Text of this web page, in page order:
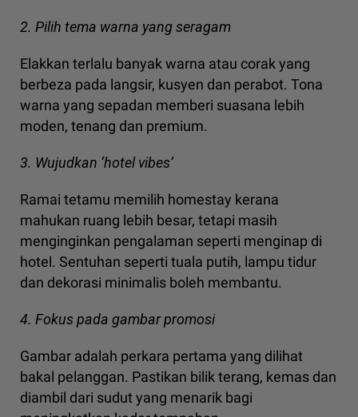
2. Pilih tema warna yang seragam
Elakkan terlalu banyak warna atau corak yang
berbeza pada langsir, kusyen dan perabot. Tona
warna yang sepadan memberi suasana lebih
moden, tenang dan premium.
3. Wujudkan ‘hotel vibes’
Ramai tetamu memilih homestay kerana
mahukan ruang lebih besar, tetapi masih
menginginkan pengalaman seperti menginap di
hotel. Sentuhan seperti tuala putih, lampu tidur
dan dekorasi minimalis boleh membantu.
4. Fokus pada gambar promosi
Gambar adalah perkara pertama yang dilihat
bakal pelanggan. Pastikan bilik terang, kemas dan
diambil dari sudut yang menarik bagi